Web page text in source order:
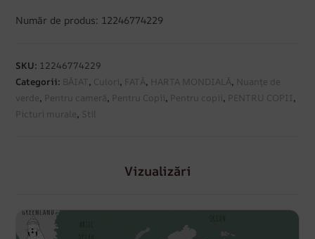
Număr de produs: 12246774229
SKU: 12246774229
Categorii: BĂIAT, Culori, FATĂ, HARTA MONDIALĂ,
Nuanțe de
verde, Pentru cameră, Pentru Copii, Pentru copii, PENTRU COPII,
Picturi murale, Stil
Vizualizări